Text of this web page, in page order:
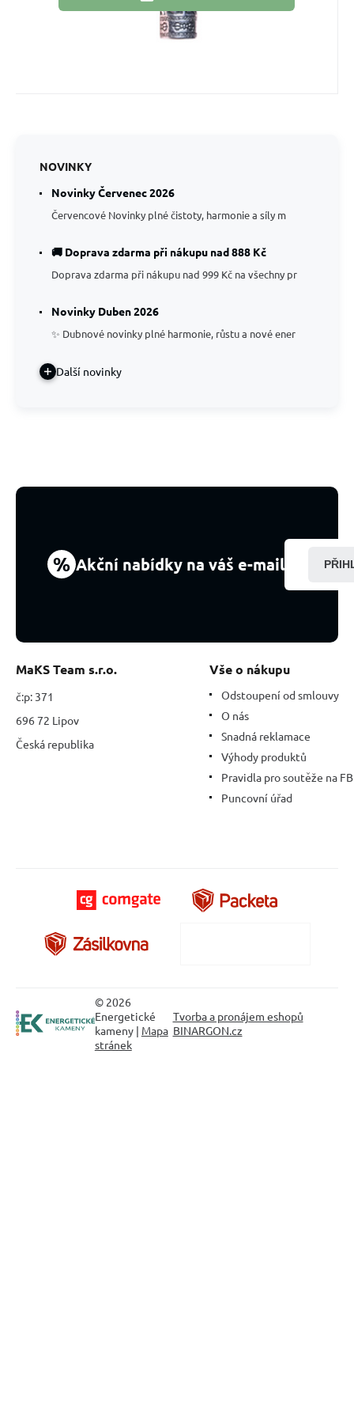
NOVINKY
Novinky Červenec 2026
Červencové Novinky plné čistoty, harmonie a síly m
🚚 Doprava zdarma při nákupu nad 888 Kč
Doprava zdarma při nákupu nad 999 Kč na všechny pr
Novinky Duben 2026
✨ Dubnové novinky plné harmonie, růstu a nové ener
Další novinky
% Akční nabídky na váš e-mail
MaKS Team s.r.o.
č:p: 371
696 72 Lipov
Česká republika
Vše o nákupu
Odstoupení od smlouvy
O nás
Snadná reklamace
Výhody produktů
Pravidla pro soutěže na FB
Puncovní úřad
© 2026
Energetické
kameny | Mapa
stránek
Tvorba a pronájem eshopů
BINARGON.cz